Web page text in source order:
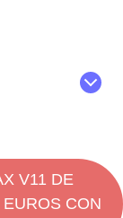
V11
V11 DE
CON